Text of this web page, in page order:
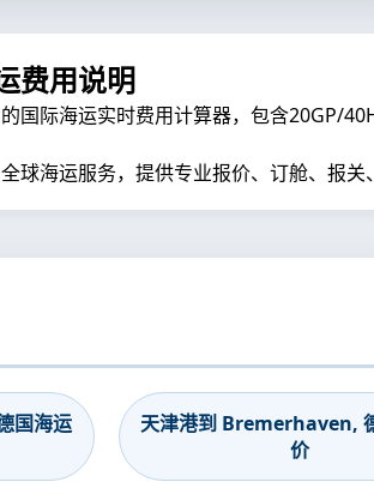
费用说明
国际海运实时费用计算器，包含20GP/
球海运服务，提供专业报价、订舱、报
国海运
天津港到 Bremerhaven,
价